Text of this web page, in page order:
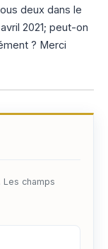
deux dans le
2021; peut-on
? Merci
Les champs